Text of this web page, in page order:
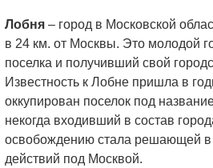
Лобня – город в Московской
в 24 км. от Москвы. Это молодой
поселка и получивший свой
Известность к Лобне пришла в
оккупирован поселок под
некогда входивший в состав
освобождению стала решающей в
действий под Москвой.